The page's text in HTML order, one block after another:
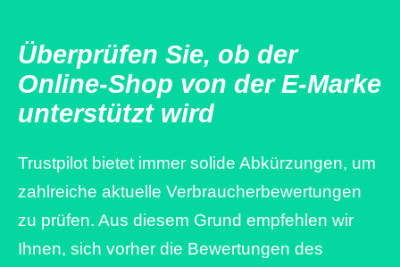
Überprüfen Sie, ob der
Online-Shop von der E-Marke
unterstützt wird
Trustpilot bietet immer solide Abkürzungen, um
zahlreiche aktuelle Verbraucherbewertungen
zu prüfen. Aus diesem Grund empfehlen wir
Ihnen, sich vorher die Bewertungen des